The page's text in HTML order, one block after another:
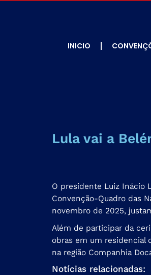
INICIO
Lula vai a
O presidente Luiz Inácio
Convenção-Quadro das
novembro de 2025,
Além de participar da
obras em um residencial
na região Companhia
Notícias relacionadas: